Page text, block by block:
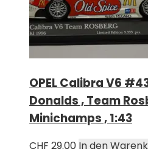
OPEL Calibra V6
Donalds , Team
Minichamps , 1:43
CHF 29.00 In den